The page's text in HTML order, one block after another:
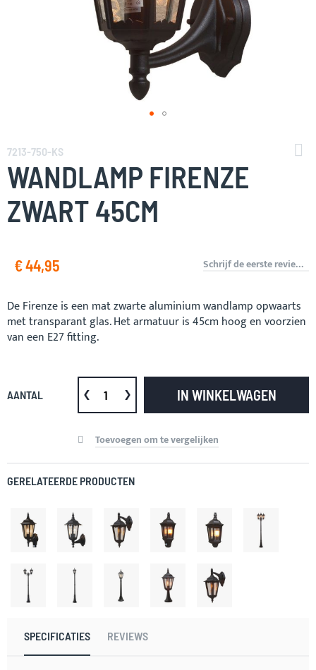
naar
het
begin
van
de
afbeeldingen-
7213-750-KS
WANDLAMP FIRENZE
ZWART 45CM
€ 44,95 Schrijf de eerste review over dit product
De Firenze is een mat zwarte aluminium wandlamp opwaarts
met transparant glas. Het armatuur is 45cm hoog en voorzien
van een E27 fitting.
AANTAL IN WINKELWAGEN
Toevoegen om te vergelijken
GERELATEERDE PRODUCTEN
SPECIFICATIES REVIEWS